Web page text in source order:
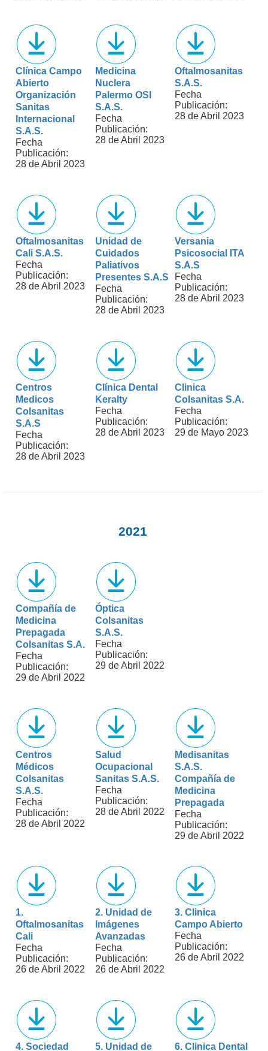
Clínica Campo
Abierto
Organización
Sanitas
Internacional
S.A.S.
Fecha
Publicación:
28 de Abril 2023
Medicina
Nuclera
Palermo OSI
S.A.S.
Fecha
Publicación:
28 de Abril 2023
Oftalmosanitas
S.A.S.
Fecha
Publicación:
28 de Abril 2023
Oftalmosanitas
Cali S.A.S.
Fecha
Publicación:
28 de Abril 2023
Unidad de
Cuidados
Paliativos
Presentes S.A.S
Fecha
Publicación:
28 de Abril 2023
Versania
Psicosocial ITA
S.A.S
Fecha
Publicación:
28 de Abril 2023
Centros
Medicos
Colsanitas
S.A.S
Fecha
Publicación:
28 de Abril 2023
Clínica Dental
Keralty
Fecha
Publicación:
28 de Abril 2023
Clinica
Colsanitas S.A.
Fecha
Publicación:
29 de Mayo 2023
2021
Compañía de
Medicina
Prepagada
Colsanitas S.A.
Fecha
Publicación:
29 de Abril 2022
Óptica
Colsanitas
S.A.S.
Fecha
Publicación:
29 de Abril 2022
Centros
Médicos
Colsanitas
S.A.S.
Fecha
Publicación:
28 de Abril 2022
Salud
Ocupacional
Sanitas S.A.S.
Fecha
Publicación:
28 de Abril 2022
Medisanitas
S.A.S.
Compañía de
Medicina
Prepagada
Fecha
Publicación:
29 de Abril 2022
1.
Oftalmosanitas
Cali
Fecha
Publicación:
26 de Abril 2022
2. Unidad de
Imágenes
Avanzadas
Fecha
Publicación:
26 de Abril 2022
3. Clinica
Campo Abierto
Fecha
Publicación:
26 de Abril 2022
4. Sociedad 5. Unidad de 6. Clinica Dental